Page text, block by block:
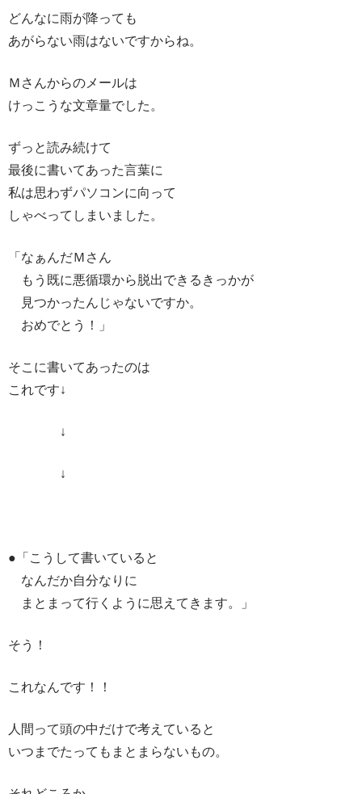
どんなに雨が降っても
あがらない雨はないですからね。
Ｍさんからのメールは
けっこうな文章量でした。
ずっと読み続けて
最後に書いてあった言葉に
私は思わずパソコンに向って
しゃべってしまいました。
「なぁんだＭさん
もう既に悪循環から脱出できるきっかが
見つかったんじゃないですか。
おめでとう！」
そこに書いてあったのは
これです↓
↓
↓
●「こうして書いていると
なんだか自分なりに
まとまって行くように思えてきます。」
そう！
これなんです！！
人間って頭の中だけで考えていると
いつまでたってもまとまらないもの。